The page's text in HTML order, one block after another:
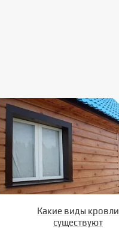
Какие виды кровли
существуют